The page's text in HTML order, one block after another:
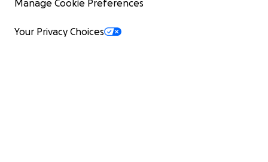
Manage Cookie Preferences
Your Privacy Choices